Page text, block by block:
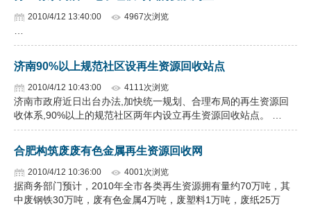
2010/4/12 13:40:00 4967次浏览
济南90%以上规范社区设再生资源回收站点
2010/4/12 10:43:00 4111次浏览
济南市政府近日出台办法,加快统一规划、合理布局的再生资源回
收体系,90%以上的规范社区两年内设立再生资源回收站点。 …
合肥构筑废废有色金属再生资源回收网
2010/4/12 10:36:00 4001次浏览
据商务部门预计，2010年全市各类再生资源拥有量约70万吨，其
中废钢铁30万吨，废有色金属4万吨，废塑料1万吨，废纸25万